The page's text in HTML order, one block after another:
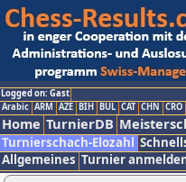
Logged on: Gast
Arabic ARM AZE BIH BUL CAT CHN CRO
Home TurnierDB
Turnierschach-Elozahl
Allgemeines Turnier